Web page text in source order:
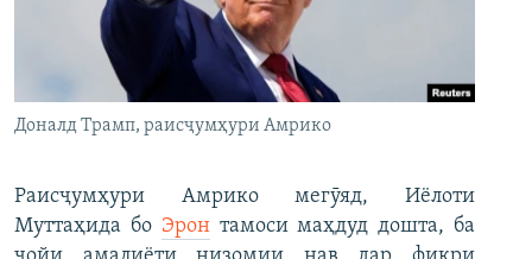
Доналд Трамп, раисҷумҳури Амрико
Раисҷумҳури Амрико мегӯяд, Иёлоти
Муттаҳида бо Эронтамоси маҳдуд дошта, ба